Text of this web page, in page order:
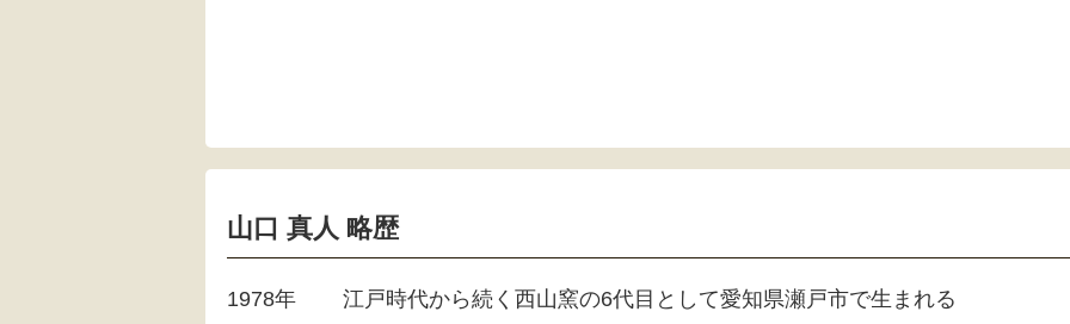
山口 真人 略歴
1978年
江戸時代から続く西山窯の6代目として愛知県瀬戸市で生まれる